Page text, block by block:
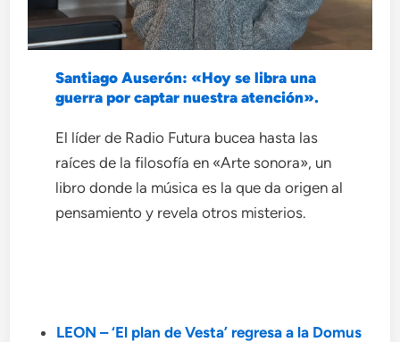
Santiago Auserón: «Hoy se libra una
guerra por captar nuestra atención».
El líder de Radio Futura bucea hasta las
raíces de la filosofía en «Arte sonora», un
libro donde la música es la que da origen al
pensamiento y revela otros misterios.
LEON – ‘El plan de Vesta’ regresa a la Domus